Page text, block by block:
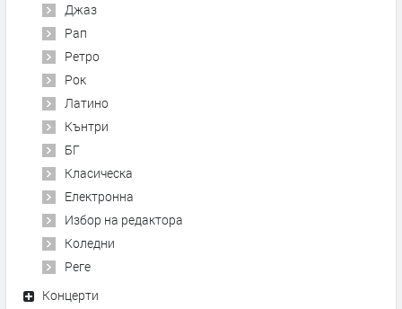
Джаз
Рап
Ретро
Рок
Латино
Кънтри
БГ
Класическа
Електронна
Избор на редактора
Коледни
Реге
Концерти